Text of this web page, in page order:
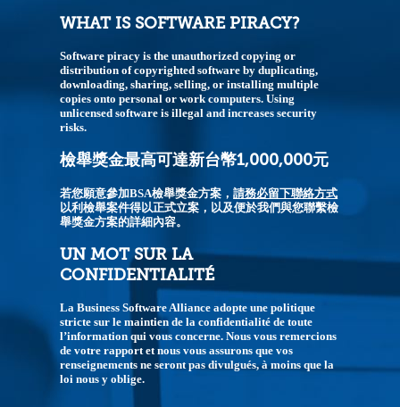
WHAT IS SOFTWARE PIRACY?
Software piracy is the unauthorized copying or
distribution of copyrighted software by duplicating,
downloading, sharing, selling, or installing multiple
copies onto personal or work computers. Using
unlicensed software is illegal and increases security
risks.
檢舉獎金最高可達新台幣1,000,000元
若您願意參加BSA檢舉獎金方案，請務必留下聯絡方式
以利檢舉案件得以正式立案，以及便於我們與您聯繫檢
舉獎金方案的詳細內容。
UN MOT SUR LA
CONFIDENTIALITÉ
La Business Software Alliance adopte une politique
stricte sur le maintien de la confidentialité de toute
l’information qui vous concerne. Nous vous remercions
de votre rapport et nous vous assurons que vos
renseignements ne seront pas divulgués, à moins que la
loi nous y oblige.